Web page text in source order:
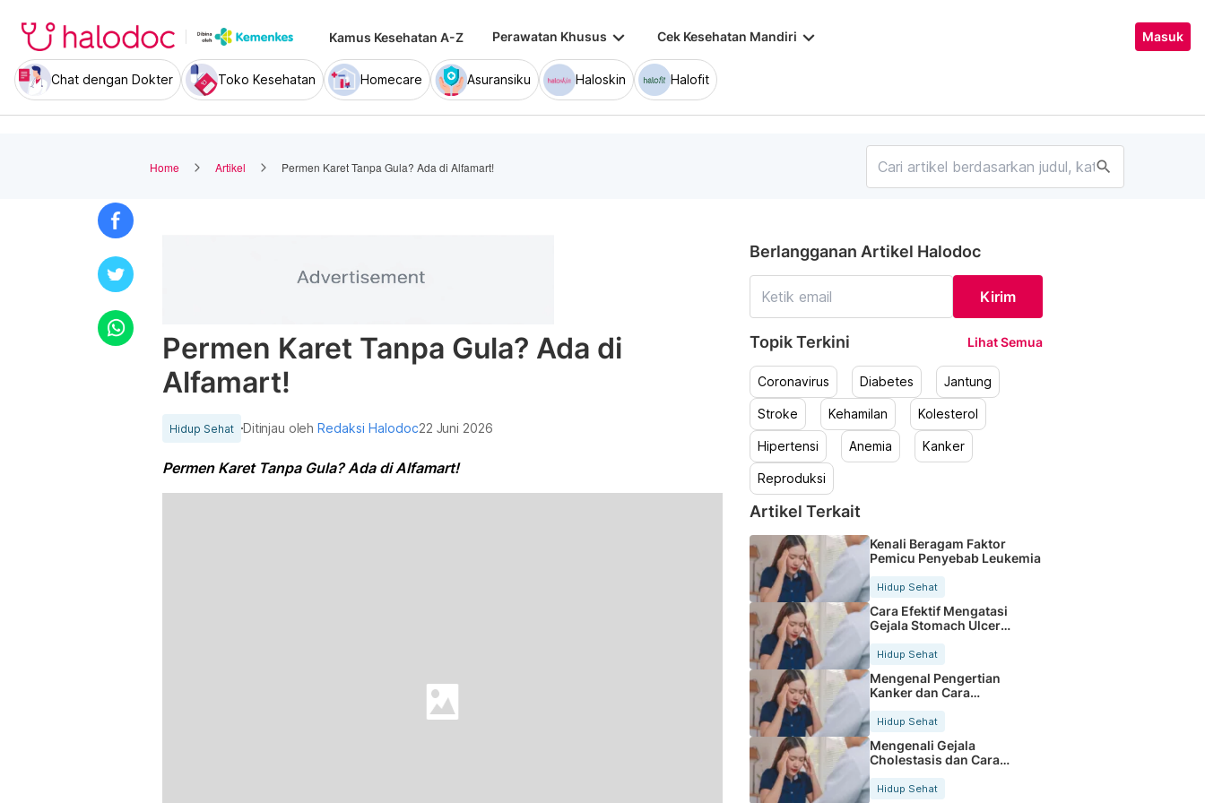
Kamus Kesehatan A-Z Perawatan Khusus keyboard_arrow_down Cek Kesehatan Mandiri keyboard_arrow_down Masuk
Chat dengan Dokter Toko Kesehatan Homecare Asuransiku Haloskin Halofit
Home Artikel Permen Karet Tanpa Gula? Ada di Alfamart! search
Permen Karet Tanpa Gula? Ada di
Alfamart!
Hidup Sehat Ditinjau olehRedaksi Halodoc22 Juni 2026
Permen Karet Tanpa Gula? Ada di Alfamart!
Berlangganan Artikel Halodoc
Kirim
Topik Terkini Lihat Semua
Coronavirus Diabetes Jantung
Stroke Kehamilan Kolesterol
Hipertensi Anemia Kanker
Reproduksi
Artikel Terkait
Kenali Beragam Faktor
Pemicu Penyebab Leukemia
Hidup Sehat
Cara Efektif Mengatasi
Gejala Stomach Ulcer
dengan Mudah
Hidup Sehat
Mengenal Pengertian
Kanker dan Cara
Pencegahannya Sejak Dini
Hidup Sehat
Mengenali Gejala
Cholestasis dan Cara
Mengatasinya dengan Tepat
Hidup Sehat